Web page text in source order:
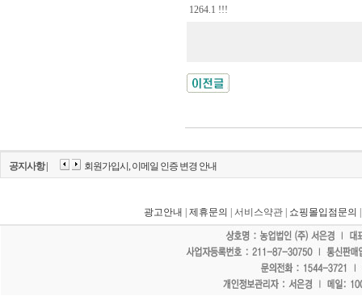
1264.1 !!!
공지사항 | 회원가입시, 이메일 인증 변경 안내
광고안내 제휴문의 | 서비스약관 | 쇼핑몰입점문의
"홈페이지 모든 게시물에